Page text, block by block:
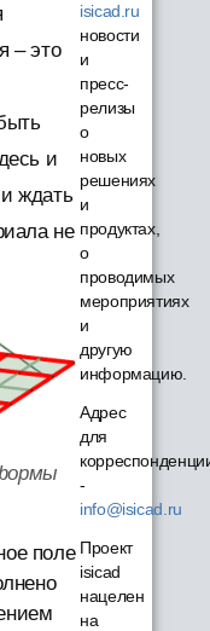
– это
и
ждать
не
поле
isicad.ru
новости
и
пресс-
релизы
о
новых
решениях
и
продуктах,
о
проводимых
мероприятиях
и
другую
информацию.
Адрес
для
-
info@isicad.ru
Проект
isicad
нацелен
на